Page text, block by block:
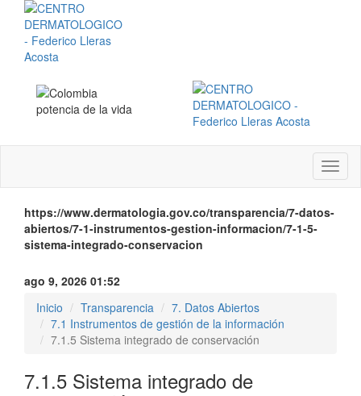
Menú
https://www.dermatologia.gov.co/transparencia/7-datos-
abiertos/7-1-instrumentos-gestion-informacion/7-1-5-
sistema-integrado-conservacion
ago 9, 2026 01:52
Inicio
Transparencia
7. Datos Abiertos
7.1 Instrumentos de gestión de la información
7.1.5 Sistema integrado de conservación
7.1.5 Sistema integrado de